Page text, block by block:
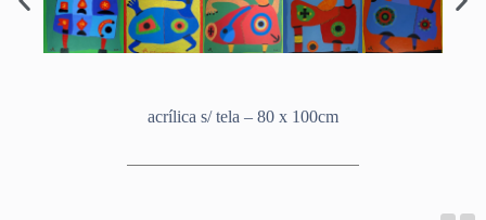
acrílica s/ tela – 80 x 100cm